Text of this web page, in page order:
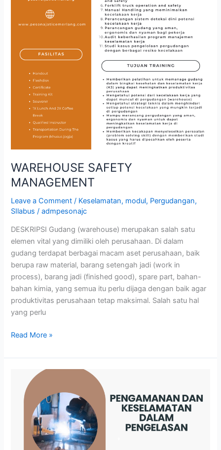
WAREHOUSE SAFETY
MANAGEMENT
Leave a Comment / Keselamatan, modul, Pergudangan,
SIlabus /admpesonajc
DESKRIPSI Gudang (warehouse) merupakan salah satu
elemen vital yang dimiliki oleh perusahaan. Di dalam
gudang terdapat berbagai macam aset perusahaan, baik
berupa raw material, barang setengah jadi (work in
process), barang jadi (finished good), spare part, bahan-
bahan kimia, yang semua itu perlu dijaga dengan baik agar
produktivitas perusahaan tetap maksimal. Salah satu hal
yang perlu
Read More »
PENGAMANAN
KESELAMATAN
DALAM
PENGELASAN